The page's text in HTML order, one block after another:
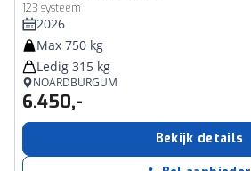
123 systeem
2026
Max 750 kg
Ledig 315 kg
NOARDBURGUM
6.450,-
Bekijk details